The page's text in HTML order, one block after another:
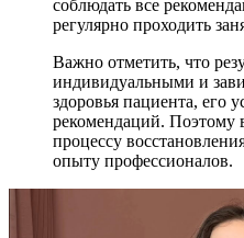
соблюдать все
регулярно проходить
Важно отметить, что
индивидуальными и
здоровья пациента, его
рекомендаций. Поэтому
процессу
опыту профессионалов.